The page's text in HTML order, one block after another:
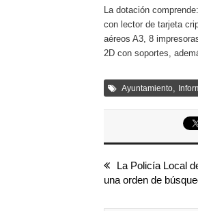
La dotación
con lector de tarjeta
aéreos A3, 8
2D con soportes,
Ayuntamiento,
La Policía Local
una orden de